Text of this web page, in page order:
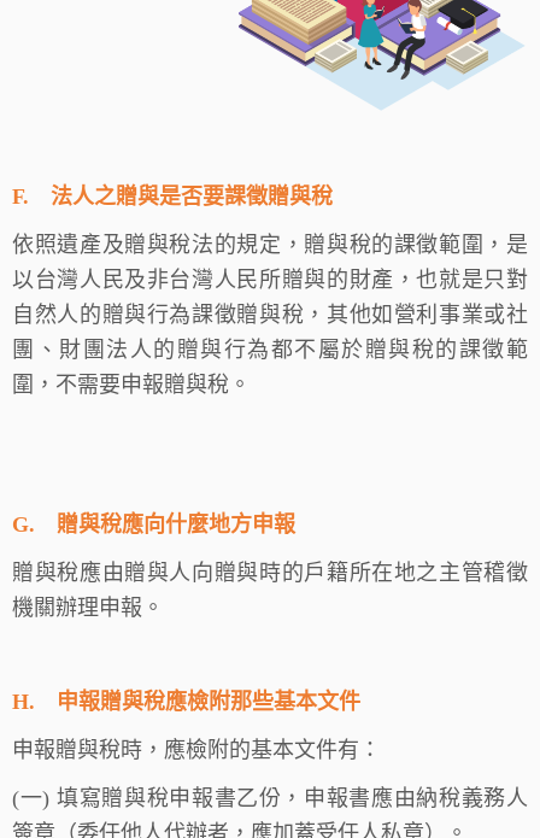
F. 法人之贈與是否要課徵贈與稅
依照遺產及贈與稅法的規定，贈與稅的課徵範圍，是
以台灣人民及非台灣人民所贈與的財產，也就是只對
自然人的贈與行為課徵贈與稅，其他如營利事業或社
團、財團法人的贈與行為都不屬於贈與稅的課徵範
圍，不需要申報贈與稅。
G. 贈與稅應向什麼地方申報
贈與稅應由贈與人向贈與時的戶籍所在地之主管稽徵
機關辦理申報。
H. 申報贈與稅應檢附那些基本文件
申報贈與稅時，應檢附的基本文件有：
(一) 填寫贈與稅申報書乙份，申報書應由納稅義務人
簽章（委任他人代辦者，應加蓋受任人私章）。